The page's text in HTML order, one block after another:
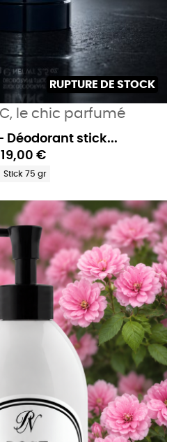
RUPTURE DE STOCK
le chic parfumé
- Déodorant stick...
19,00 €
Stick 75 gr